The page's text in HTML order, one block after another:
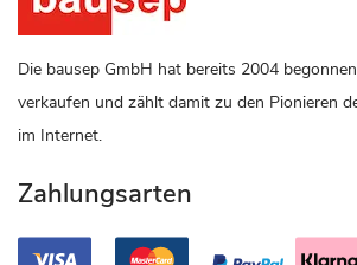
Die bausep GmbH hat bereits 2004
verkaufen und zählt damit zu den Pionieren
im Internet.
Zahlungsarten